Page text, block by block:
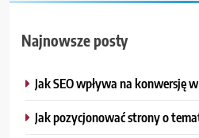
Najnowsze posty
Jak SEO wpływa na konwersję
Jak pozycjonować strony o